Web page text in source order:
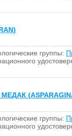
группы:
группы: